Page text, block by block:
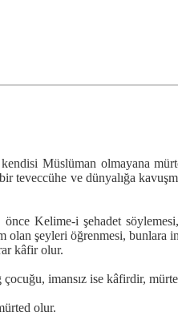
Müslüman olmayana
teveccühe ve dünyalığa
Kelime-i şehadet
olan şeyleri öğrenmesi,
kâfir olur.
imansız ise kâfirdir,
olur.